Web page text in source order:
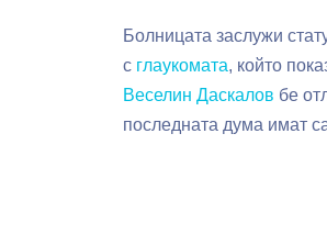
Болницата заслужи
с глаукомата, който
Веселин Даскалов бе
последната дума имат